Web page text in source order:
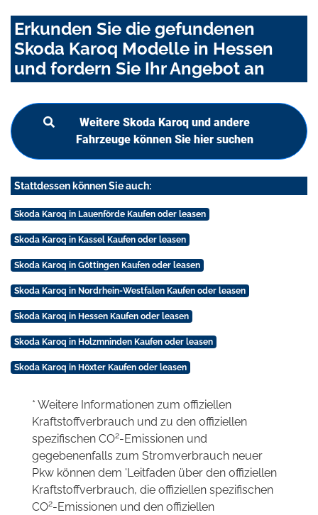
Erkunden Sie die gefundenen
Skoda Karoq Modelle in Hessen
und fordern Sie Ihr Angebot an
Weitere Skoda Karoq und andere
Fahrzeuge können Sie hier suchen
Stattdessen können Sie auch:
Skoda Karoq in Lauenförde Kaufen oder leasen
Skoda Karoq in Kassel Kaufen oder leasen
Skoda Karoq in Göttingen Kaufen oder leasen
Skoda Karoq in Nordrhein-Westfalen Kaufen oder leasen
Skoda Karoq in Hessen Kaufen oder leasen
Skoda Karoq in Holzmninden Kaufen oder leasen
Skoda Karoq in Höxter Kaufen oder leasen
* Weitere Informationen zum offiziellen
Kraftstoffverbrauch und zu den offiziellen
spezifischen CO2-Emissionen und
gegebenenfalls zum Stromverbrauch neuer
Pkw können dem 'Leitfaden über den offiziellen
Kraftstoffverbrauch, die offiziellen spezifischen
CO2-Emissionen und den offiziellen